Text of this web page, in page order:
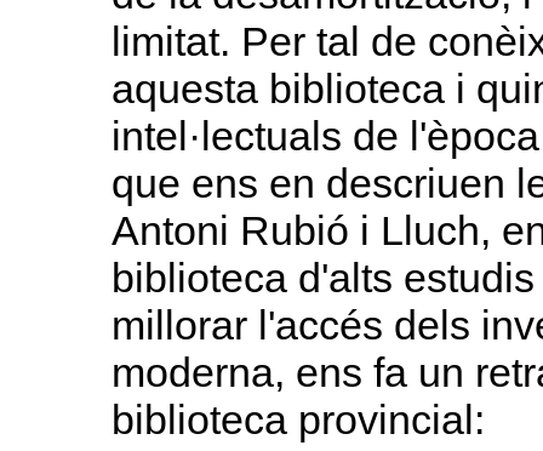
limitat. Per tal de
aquesta biblioteca i
intel·lectuals de
que ens en descriuen
Antoni Rubió i Lluch,
biblioteca d'alts
millorar l'accés dels
moderna, ens fa un
biblioteca provincial: